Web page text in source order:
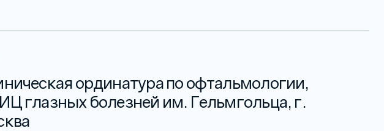
ординатура по офтальмологии,
глазных болезней им. Гельмгольца, г.